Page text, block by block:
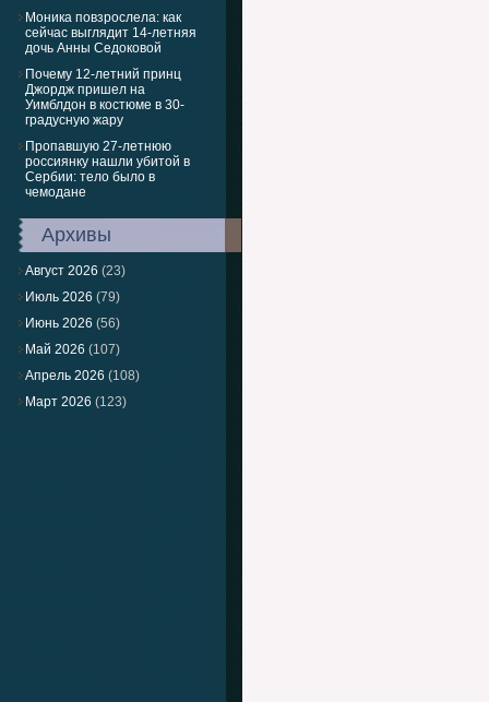
Моника повзрослела: как
сейчас выглядит 14-летняя
дочь Анны Седоковой
Почему 12-летний принц
Джордж пришел на
Уимблдон в костюме в 30-
градусную жару
Пропавшую 27-летнюю
россиянку нашли убитой в
Сербии: тело было в
чемодане
Архивы
Август 2026 (23)
Июль 2026 (79)
Июнь 2026 (56)
Май 2026 (107)
Апрель 2026 (108)
Март 2026 (123)